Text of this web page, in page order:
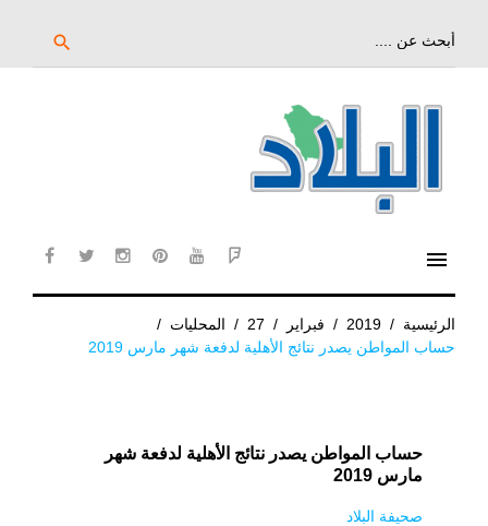
search
menu
الرئيسية /
2019
/ فبراير /
27
/ المحليات /
حساب المواطن يصدر نتائج الأهلية لدفعة شهر مارس 2019
حساب المواطن يصدر نتائج الأهلية لدفعة شهر
مارس 2019
صحيفة البلاد